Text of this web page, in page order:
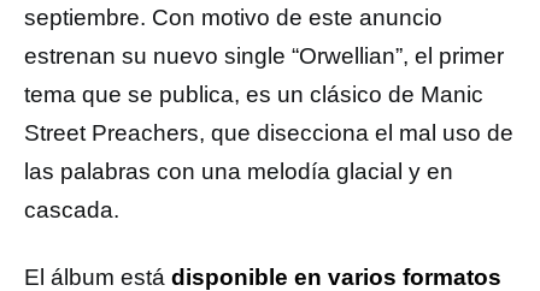
septiembre. Con motivo de este anuncio
estrenan su nuevo single “Orwellian”, el primer
tema que se publica, es un clásico de Manic
Street Preachers, que disecciona el mal uso de
las palabras con una melodía glacial y en
cascada.
El álbum está disponible en varios formatos